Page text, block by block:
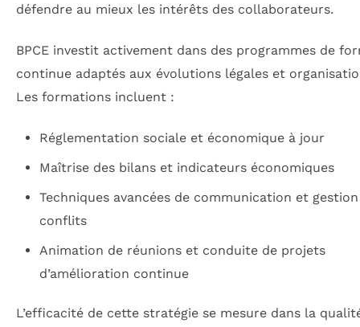
défendre au mieux les intérêts des collaborateurs.
BPCE investit activement dans des programmes de
continue adaptés aux évolutions légales et
Les formations incluent :
Réglementation sociale et économique à jour
Maîtrise des bilans et indicateurs économiques
Techniques avancées de communication et
conflits
Animation de réunions et conduite de projets
d’amélioration continue
L’efficacité de cette stratégie se mesure dans la